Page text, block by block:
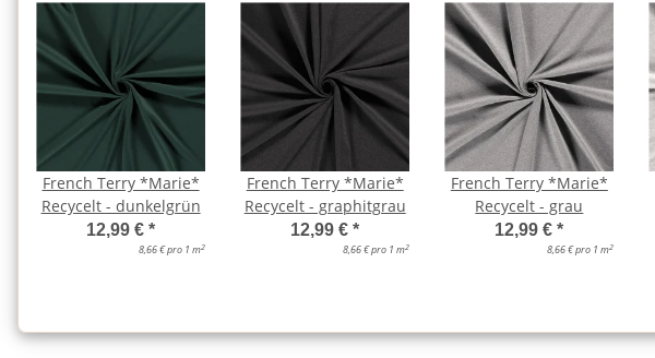
French Terry *Marie*
Recycelt - dunkelgrün
12,99 €*
8,66 € pro 1 m2
French Terry *Marie*
Recycelt - graphitgrau
12,99 €*
8,66 € pro 1 m2
French Terry *Marie*
Recycelt - grau
12,99 €*
8,66 € pro 1 m2